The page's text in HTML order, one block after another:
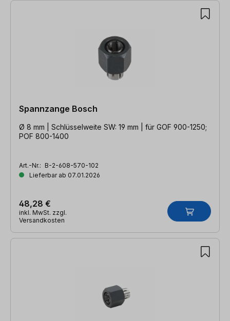
Spannzange Bosch
Ø 8 mm | Schlüsselweite SW: 19 mm | für GOF 900-1250;
POF 800-1400
Art.-Nr.: B-2-608-570-102
Lieferbar ab 07.01.2026
48,28 €
inkl. MwSt. zzgl.
Versandkosten